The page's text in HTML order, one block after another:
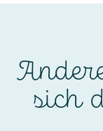
sich